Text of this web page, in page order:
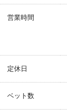
営業時間
定休日
ベット数